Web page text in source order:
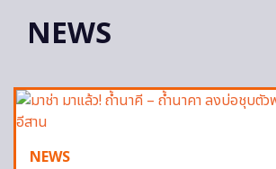
NEWS
NEWS